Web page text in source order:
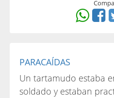
PARACAÍDAS
Un tartamudo estaba
soldado y estaban